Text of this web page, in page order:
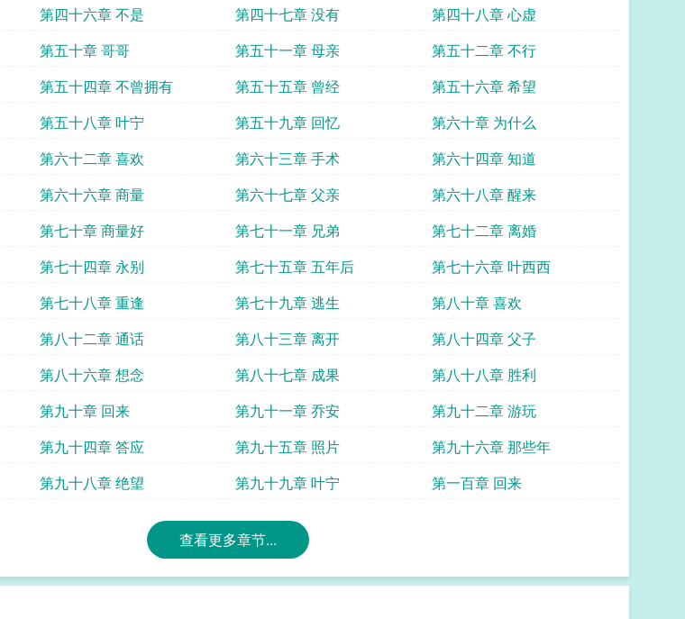
第四十六章 不是 第四十七章 没有
第四十八章 心虚
第五十章 哥哥 第五十一章 母亲
第五十二章 不行
第五十四章 不曾拥有 第五十五章 曾经
第五十六章 希望
第五十八章 叶宁 第五十九章 回忆
第六十章 为什么
第六十二章 喜欢 第六十三章 手术
第六十四章 知道
第六十六章 商量 第六十七章 父亲
第六十八章 醒来
第七十章 商量好 第七十一章 兄弟
第七十二章 离婚
第七十四章 永别 第七十五章 五年后
第七十六章 叶西西
第七十八章 重逢 第七十九章 逃生
第八十章 喜欢
第八十二章 通话 第八十三章 离开
第八十四章 父子
第八十六章 想念 第八十七章 成果
第八十八章 胜利
第九十章 回来 第九十一章 乔安
第九十二章 游玩
第九十四章 答应 第九十五章 照片
第九十六章 那些年
第九十八章 绝望 第九十九章 叶宁 第一百章 回来
查看更多章节...